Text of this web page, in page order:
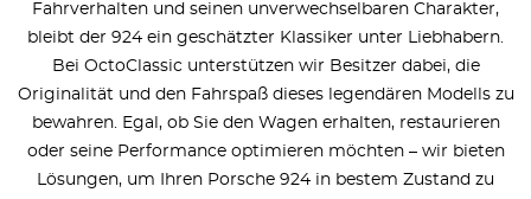
Fahrverhalten und seinen unverwechselbaren Charakter,
bleibt der 924 ein geschätzter Klassiker unter Liebhabern.
Bei OctoClassic unterstützen wir Besitzer dabei, die
Originalität und den Fahrspaß dieses legendären Modells zu
bewahren. Egal, ob Sie den Wagen erhalten, restaurieren
oder seine Performance optimieren möchten – wir bieten
Lösungen, um Ihren Porsche 924 in bestem Zustand zu